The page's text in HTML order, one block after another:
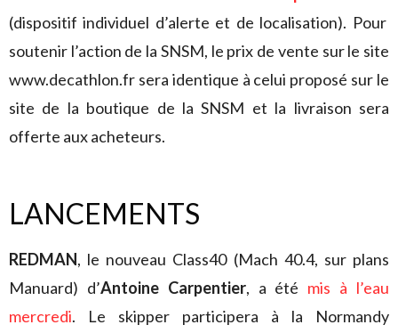
(dispositif individuel d’alerte et de localisation). Pour
soutenir l’action de la SNSM, le prix de vente sur le site
www.decathlon.fr sera identique à celui proposé sur le
site de la boutique de la SNSM et la livraison sera
offerte aux acheteurs.
LANCEMENTS
REDMAN, le nouveau Class40 (Mach 40.4, sur plans
Manuard) d’Antoine Carpentier, a été mis à l’eau
mercredi. Le skipper participera à la Normandy